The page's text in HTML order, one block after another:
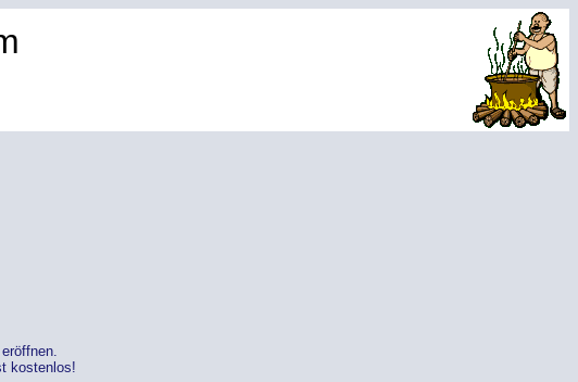
kostenlos!